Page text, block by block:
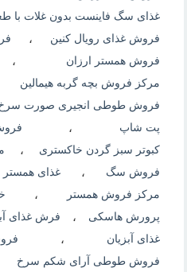
غذای سگ فاینست بدون غلات با
فروش غذای رویال کنین ،
فروش همستر ارزان
مرکز فروش بچه گربه هیمالین
فروش طوطی انجیری صورت
پت شاپ ،
کبوتر سبز گردن خاکستری ،
فروش سگ ، غذای همستر
مرکز فروش همستر ،
پرورش هاسکی ، فرش غذای
غذای آبزیان ،
فروش طوطی آرای شکم سرخ